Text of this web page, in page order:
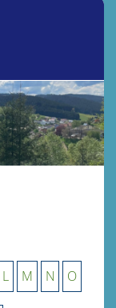
L M N O